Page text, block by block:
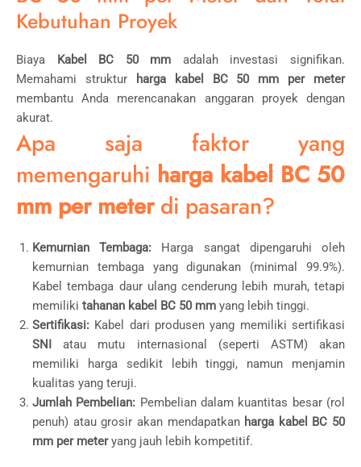
Kebutuhan Proyek
Biaya Kabel BC 50 mm adalah investasi signifikan.
Memahami struktur
harga kabel BC 50 mm per meter
membantu Anda merencanakan anggaran proyek dengan
akurat.
Apa saja faktor yang
memengaruhi harga kabel BC 50
mm per meterdi pasaran?
Kemurnian Tembaga: Harga sangat dipengaruhi oleh
kemurnian tembaga yang digunakan (minimal 99.9%).
Kabel tembaga daur ulang cenderung lebih murah, tetapi
memiliki tahanan kabel BC 50 mm yang lebih tinggi.
Sertifikasi: Kabel dari produsen yang memiliki sertifikasi
SNI
atau mutu internasional (seperti ASTM) akan
memiliki harga sedikit lebih tinggi, namun menjamin
kualitas yang teruji.
Jumlah Pembelian: Pembelian dalam kuantitas besar (rol
penuh) atau grosir akan mendapatkan harga kabel BC 50
mm per meteryang jauh lebih kompetitif.